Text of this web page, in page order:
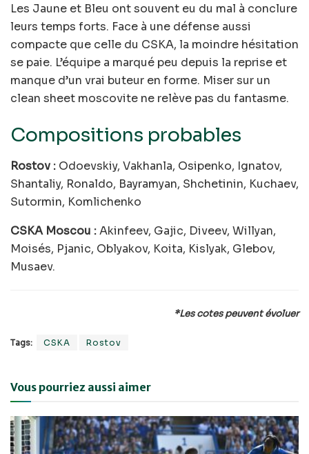
Les Jaune et Bleu ont souvent eu du mal à conclure
leurs temps forts. Face à une défense aussi
compacte que celle du CSKA, la moindre hésitation
se paie. L’équipe a marqué peu depuis la reprise et
manque d’un vrai buteur en forme. Miser sur un
clean sheet moscovite ne relève pas du fantasme.
Compositions probables
Rostov : Odoevskiy, Vakhanla, Osipenko, Ignatov,
Shantaliy, Ronaldo, Bayramyan, Shchetinin, Kuchaev,
Sutormin, Komlichenko
CSKA Moscou :Akinfeev, Gajic, Diveev, Willyan,
Moisés, Pjanic, Oblyakov, Koita, Kislyak, Glebov,
Musaev.
*Les cotes peuvent évoluer
Tags: CSKA Rostov
Vous pourriez aussi aimer